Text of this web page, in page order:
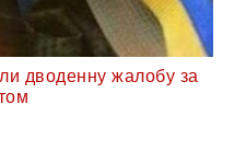
дводенну жалобу за